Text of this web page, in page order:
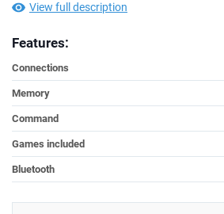
View full description
Features:
Connections
Memory
Command
Games included
Bluetooth